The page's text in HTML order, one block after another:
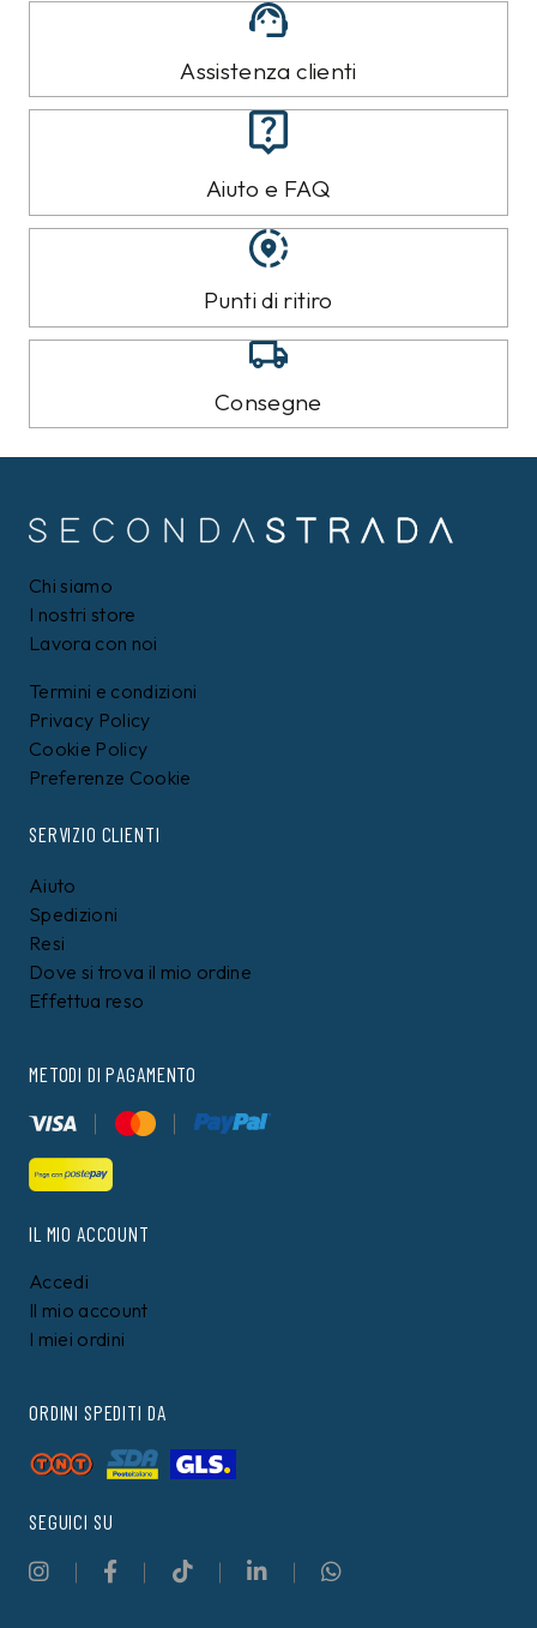
Assistenza clienti
Aiuto e FAQ
Punti di ritiro
Consegne
Chi siamo
I nostri store
Lavora con noi
Termini e condizioni
Privacy Policy
Cookie Policy
Preferenze Cookie
SERVIZIO CLIENTI
Aiuto
Spedizioni
Resi
Dove si trova il mio ordine
Effettua reso
METODI DI PAGAMENTO
IL MIO ACCOUNT
Accedi
Il mio account
I miei ordini
ORDINI SPEDITI DA
SEGUICI SU